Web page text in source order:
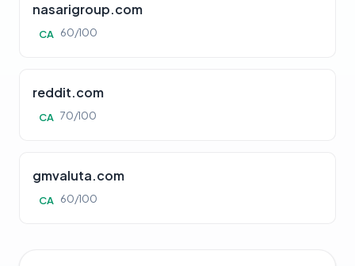
nasarigroup.com
CA 60/100
reddit.com
CA 70/100
gmvaluta.com
CA 60/100